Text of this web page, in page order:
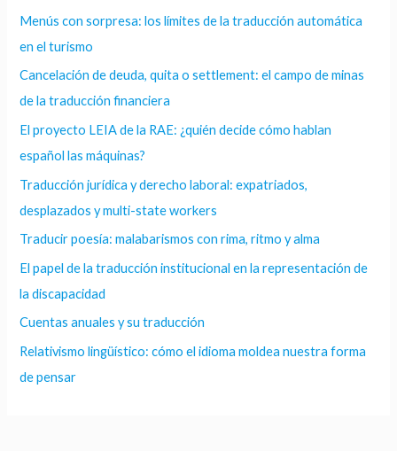
Menús con sorpresa: los límites de la traducción automática
en el turismo
Cancelación de deuda, quita o settlement: el campo de minas
de la traducción financiera
El proyecto LEIA de la RAE: ¿quién decide cómo hablan
español las máquinas?
Traducción jurídica y derecho laboral: expatriados,
desplazados y multi-state workers
Traducir poesía: malabarismos con rima, ritmo y alma
El papel de la traducción institucional en la representación de
la discapacidad
Cuentas anuales y su traducción
Relativismo lingüístico: cómo el idioma moldea nuestra forma
de pensar